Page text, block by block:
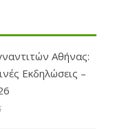
Αθήνας:
Εκδηλώσεις –